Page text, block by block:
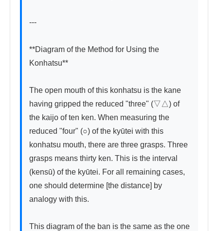
---
**Diagram of the Method for Using the
Konhatsu**
The open mouth of this konhatsu is the kane
having gripped the reduced "three" (▽△) of
the kaijo of ten ken. When measuring the
reduced "four" (○) of the kyūtei with this
konhatsu mouth, there are three grasps. Three
grasps means thirty ken. This is the interval
(kensū) of the kyūtei. For all remaining cases,
one should determine [the distance] by
analogy with this.
This diagram of the ban is the same as the one